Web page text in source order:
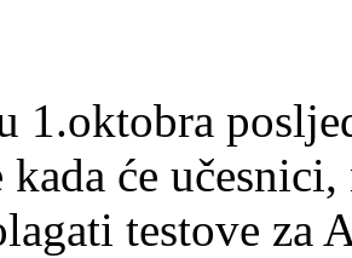
1.oktobra
kada će
testove za